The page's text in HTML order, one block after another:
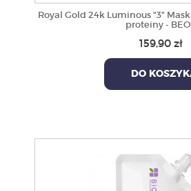
Royal Gold 24k Luminous "3"
proteiny -
159,90 zł
DO